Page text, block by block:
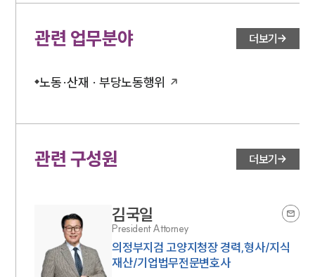
관련 업무분야 더보기
노동·산재 · 부당노동행위
관련 구성원 더보기
김국일
President Attorney
의정부지검 고양지청장 경력,형사/지식
재산/기업법무전문변호사